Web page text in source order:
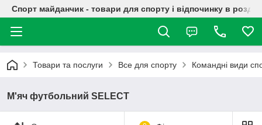
Спорт майданчик - товари для спорту і відпочинку в
Товари та послуги Все для спорту Командні види
М'яч футбольний SELECT